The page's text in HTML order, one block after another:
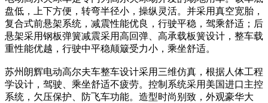
盘低，上下方便，转弯半径小，操纵灵活。并采用真空宽胎，
复合式前悬架系统，减震性能优良，行驶平稳，驾乘舒适；后
悬架采用钢板弹簧减震采用高回弹、高承载板簧设计，整车载
重性能优越，行驶中平稳颠簸受力小，乘坐舒适。
苏州朗辉电动高尔夫车整车设计采用三维仿真，根据人体工程
学设计，驾驶、乘坐舒适不疲劳。控制系统采用美国进口主控
系统，欠压保护、防飞车功能。造型时尚别致，外观豪华大